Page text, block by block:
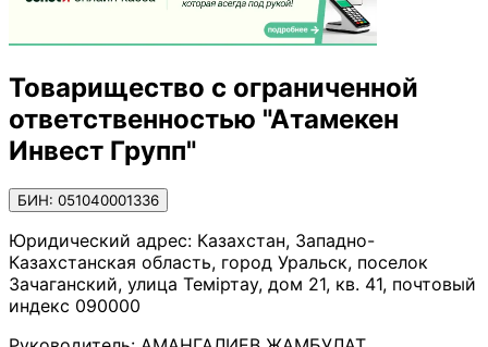
Товарищество с ограниченной
ответственностью "Атамекен
Инвест Групп"
БИН: 051040001336
Юридический адрес: Казахстан, Западно-
Казахстанская область, город Уральск, поселок
Зачаганский, улица Теміртау, дом 21, кв. 41, почтовый
индекс 090000